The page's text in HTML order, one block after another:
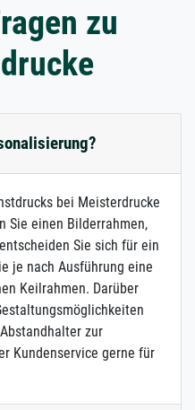
zu
bei Meisterdrucke
Sie einen Bilderrahmen,
Sie sich für ein
je nach Ausführung eine
Keilrahmen. Darüber
zur
Kundenservice gerne für